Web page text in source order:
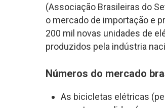
(Associação Brasileiras do
o mercado de importação e
200 mil novas unidades de
produzidos pela indústria
Números do mercado
As bicicletas elétricas